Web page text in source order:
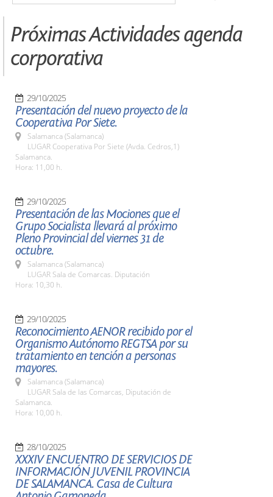
Próximas Actividades agenda
corporativa
29/10/2025
Presentación del nuevo proyecto de la
Cooperativa Por Siete.
Salamanca (Salamanca)
LUGAR Cooperativa Por Siete (Avda. Cedros,1)
Salamanca.
Hora: 11,00 h.
29/10/2025
Presentación de las Mociones que el
Grupo Socialista llevará al próximo
Pleno Provincial del viernes 31 de
octubre.
Salamanca (Salamanca)
LUGAR Sala de Comarcas. Diputación
Hora: 10,30 h.
29/10/2025
Reconocimiento AENOR recibido por el
Organismo Autónomo REGTSA por su
tratamiento en tención a personas
mayores.
Salamanca (Salamanca)
LUGAR Sala de las Comarcas, Diputación de
Salamanca.
Hora: 10,00 h.
28/10/2025
XXXIV ENCUENTRO DE SERVICIOS DE
INFORMACIÓN JUVENIL PROVINCIA
DE SALAMANCA. Casa de Cultura